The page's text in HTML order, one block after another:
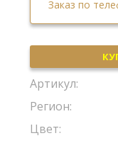
Заказ по
Артикул:
Регион:
Цвет: